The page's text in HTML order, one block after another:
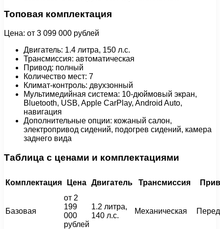
Топовая комплектация
Цена: от 3 099 000 рублей
Двигатель: 1.4 литра, 150 л.с.
Трансмиссия: автоматическая
Привод: полный
Количество мест: 7
Климат-контроль: двухзонный
Мультимедийная система: 10-дюймовый экран,
Bluetooth, USB, Apple CarPlay, Android Auto,
навигация
Дополнительные опции: кожаный салон,
электропривод сидений, подогрев сидений, камера
заднего вида
Таблица с ценами и комплектациями
Комплектация Цена Двигатель Трансмиссия
Базовая
от 2
199
000
рублей
1.2 литра,
140 л.с.
Механическая